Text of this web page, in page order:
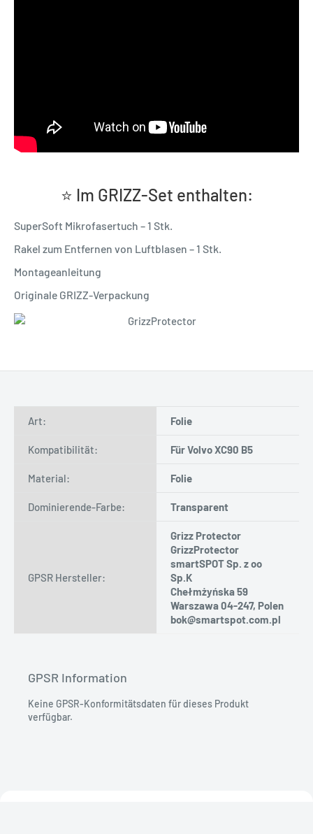
⭐ Im GRIZZ-Set enthalten:
SuperSoft Mikrofasertuch – 1 Stk.
Rakel zum Entfernen von Luftblasen – 1 Stk.
Montageanleitung
Originale GRIZZ-Verpackung
Art: Folie
Kompatibilität: Für Volvo XC90 B5
Material: Folie
Dominierende-Farbe: Transparent
GPSR Hersteller:
Grizz Protector
GrizzProtector
smartSPOT Sp. z oo
Sp.K
Chełmżyńska 59
Warszawa 04-247, Polen
bok@smartspot.com.pl
GPSR Information
Keine GPSR-Konformitätsdaten für dieses Produkt
verfügbar.